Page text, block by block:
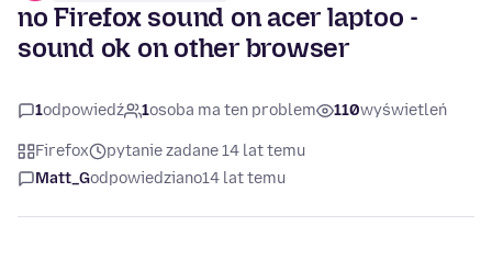
no Firefox sound on acer laptoo -
sound ok on other browser
1odpowiedź 1osoba ma ten problem 110wyświetleń
Firefox
pytanie zadane 14 lat temu
Matt_Godpowiedziano14 lat temu